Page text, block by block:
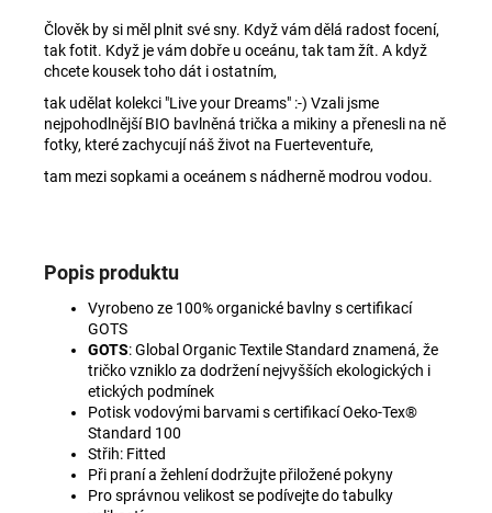
Člověk by si měl plnit své sny. Když vám dělá radost focení,
tak fotit. Když je vám dobře u oceánu, tak tam žít. A když
chcete kousek toho dát i ostatním,
tak udělat kolekci "Live your Dreams" :-) Vzali jsme
nejpohodlnější BIO bavlněná trička a mikiny a přenesli na ně
fotky, které zachycují náš život na Fuerteventuře,
tam mezi sopkami a oceánem s nádherně modrou vodou.
Popis produktu
Vyrobeno ze 100% organické bavlny s certifikací
GOTS
GOTS: Global Organic Textile Standard znamená, že
tričko vzniklo za dodržení nejvyšších ekologických i
etických podmínek
Potisk vodovými barvami s certifikacíOeko-Tex®
Standard 100
Střih: Fitted
Při praní a žehlení dodržujte přiložené pokyny
Pro správnou velikost se podívejte do tabulky